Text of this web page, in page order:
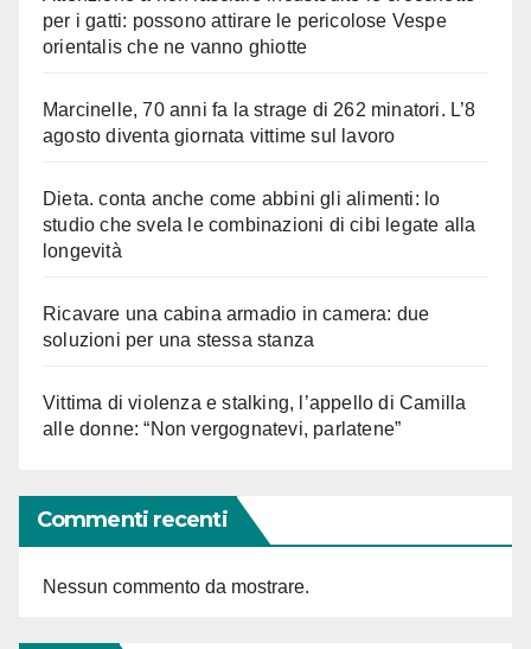
per i gatti: possono attirare le pericolose Vespe
orientalis che ne vanno ghiotte
Marcinelle, 70 anni fa la strage di 262 minatori. L’8
agosto diventa giornata vittime sul lavoro
Dieta. conta anche come abbini gli alimenti: lo
studio che svela le combinazioni di cibi legate alla
longevità
Ricavare una cabina armadio in camera: due
soluzioni per una stessa stanza
Vittima di violenza e stalking, l’appello di Camilla
alle donne: “Non vergognatevi, parlatene”
Commenti recenti
Nessun commento da mostrare.